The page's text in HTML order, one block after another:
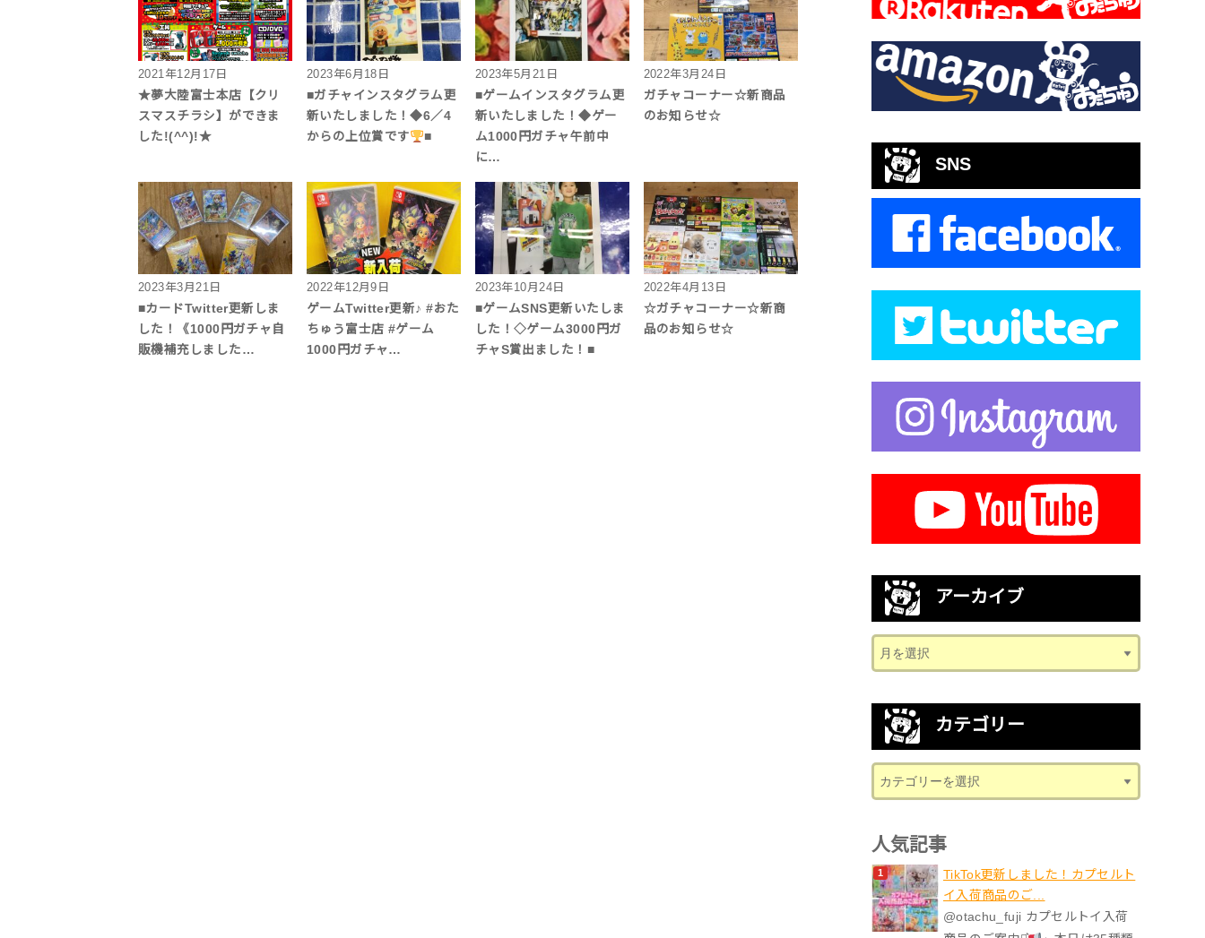
2021年12月17日
★夢大陸富士本店【クリ
スマスチラシ】ができま
した!(^^)!★
2023年6月18日
■ガチャインスタグラム更
新いたしました！◆6／4
からの上位賞です
■
2023年5月21日
■ゲームインスタグラム更
新いたしました！◆ゲー
ム1000円ガチャ午前中
に…
2022年3月24日
ガチャコーナー☆新商品
のお知らせ☆
2023年3月21日
■カードTwitter更新しま
した！《1000円ガチャ自
販機補充しました…
2022年12月9日
ゲームTwitter更新♪ #おた
ちゅう富士店 #ゲーム
1000円ガチャ…
2023年10月24日
■ゲームSNS更新いたしま
した！◇ゲーム3000円ガ
チャS賞出ました！■
2022年4月13日
☆ガチャコーナー☆新商
品のお知らせ☆
SNS
アーカイブ
カテゴリー
人気記事
TikTok更新しました！カプセルト
イ入荷商品のご...
@otachu_fuji カプセルトイ入荷